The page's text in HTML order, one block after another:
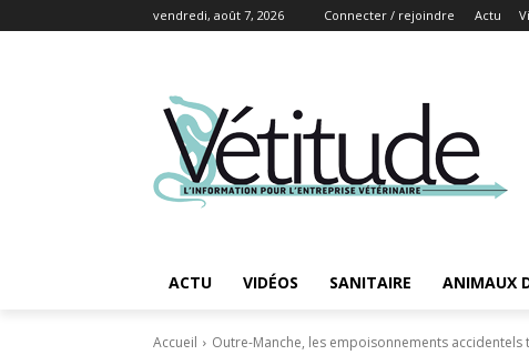
vendredi, août 7, 2026 Connecter / rejoindre Actu
ACTU VIDÉOS SANITAIRE ANIMAUX
Accueil Outre-Manche, les empoisonnements